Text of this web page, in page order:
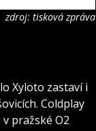
zdroj: tisková zpráva
Xyloto zastaví i
Coldplay
pražské O2